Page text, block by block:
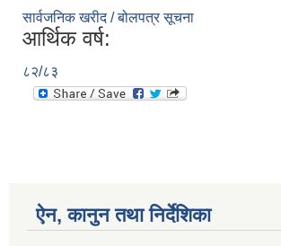
सार्वजनिक खरीद / बोलपत्र सूचना
आर्थिक वर्ष:
८२/८३
ऐन, कानुन तथा निर्देशिका